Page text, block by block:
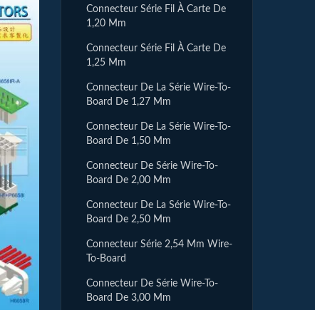
Connecteur Série Fil À Carte De
1,20 Mm
Connecteur Série Fil À Carte De
1,25 Mm
Connecteur De La Série Wire-To-
Board De 1,27 Mm
Connecteur De La Série Wire-To-
Board De 1,50 Mm
Connecteur De Série Wire-To-
Board De 2,00 Mm
Connecteur De La Série Wire-To-
Board De 2,50 Mm
Connecteur Série 2,54 Mm Wire-
To-Board
Connecteur De Série Wire-To-
Board De 3,00 Mm